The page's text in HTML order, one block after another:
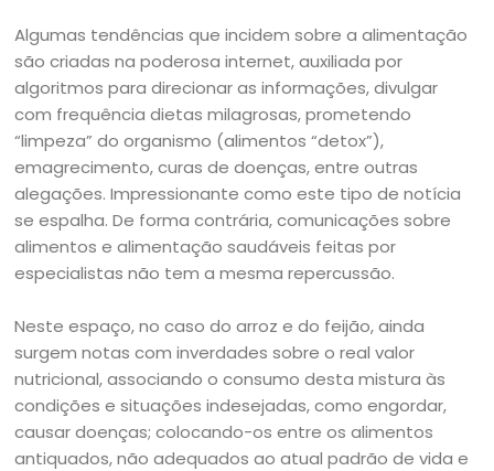
Algumas tendências que incidem sobre a alimentação
são criadas na poderosa internet, auxiliada por
algoritmos para direcionar as informações, divulgar
com frequência dietas milagrosas, prometendo
“limpeza” do organismo (alimentos “detox”),
emagrecimento, curas de doenças, entre outras
alegações. Impressionante como este tipo de notícia
se espalha. De forma contrária, comunicações sobre
alimentos e alimentação saudáveis feitas por
especialistas não tem a mesma repercussão.
Neste espaço, no caso do arroz e do feijão, ainda
surgem notas com inverdades sobre o real valor
nutricional, associando o consumo desta mistura às
condições e situações indesejadas, como engordar,
causar doenças; colocando-os entre os alimentos
antiquados, não adequados ao atual padrão de vida e